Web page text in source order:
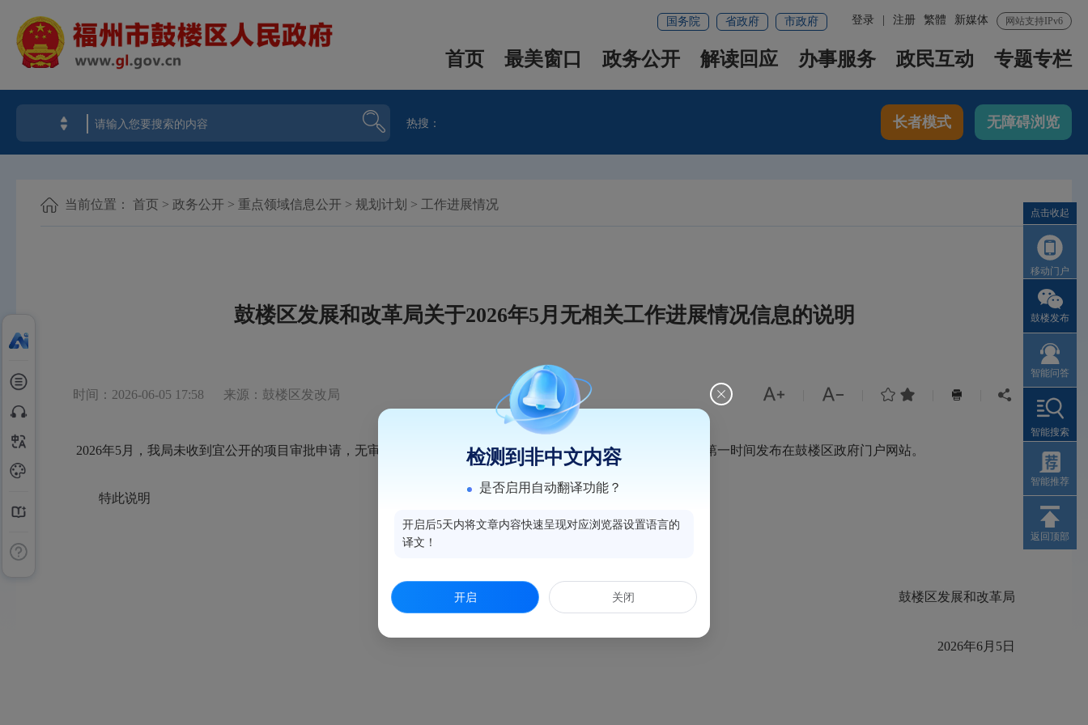
网站支持IPv6
新媒体
繁體
登录 注册
国务院 省政府 市政府
首页 最美窗口 政务公开 解读回应 办事服务 政民互动 专题专栏
热搜： 长者模式 无障碍浏览
当前位置： 首页 > 政务公开 > 重点领域信息公开 > 规划计划 > 工作进展情况
鼓楼区发展和改革局关于2026年5月无相关工作进展情况信息的说明
时间：2026-06-05 17:58 来源：鼓楼区发改局      
2026年5月，我局未收到宜公开的项目审批申请，无审批相关工作进展情况可发布。后续如有相关信息，我局将第一时间发布在鼓楼区政府门户网站。
特此说明
鼓楼区发展和改革局
2026年6月5日
点击收起
移动门户
鼓楼发布
智能问答
智能搜索
智能推荐
返回顶部
检测到非中文内容
是否启用自动翻译功能？
开启后5天内将文章内容快速呈现对应浏览器设置语言的
译文！
开启 关闭